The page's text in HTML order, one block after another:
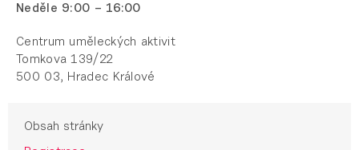
Neděle 9:00 – 16:00
Centrum uměleckých aktivit
Tomkova 139/22
500 03, Hradec Králové
Obsah stránky